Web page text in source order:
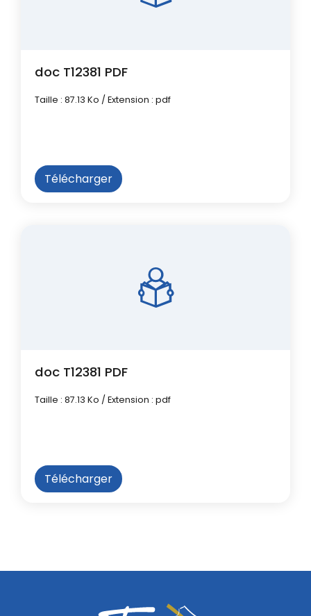
doc T12381 PDF
Taille : 87.13 Ko / Extension : pdf
Télécharger
doc T12381 PDF
Taille : 87.13 Ko / Extension : pdf
Télécharger